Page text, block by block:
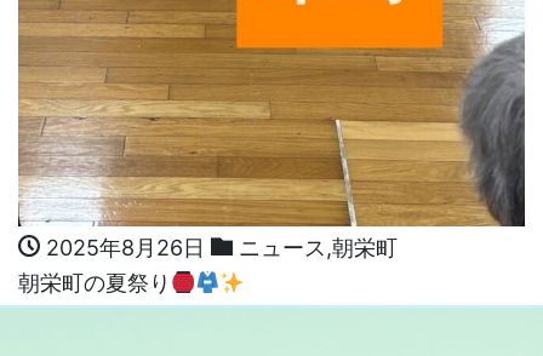
2025年8月26日 ニュース ,朝栄町
朝栄町の夏祭り